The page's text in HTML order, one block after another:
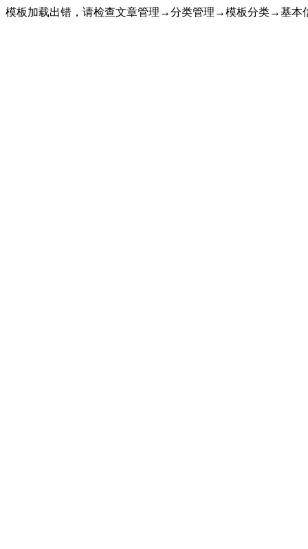
模板加载出错，请检查文章管理→分类管理→模板分类→基本